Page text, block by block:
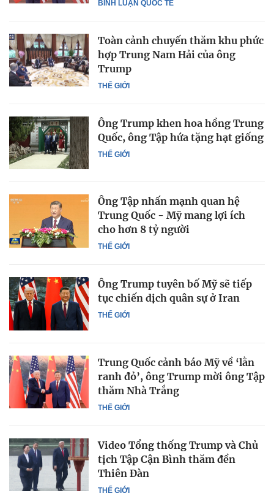
BÌNH LUẬN QUỐC TẾ
THẾ GIỚI
Toàn cảnh chuyến thăm khu phức
hợp Trung Nam Hải của ông
Trump
THẾ GIỚI
Ông Trump khen hoa hồng Trung
Quốc, ông Tập hứa tặng hạt giống
THẾ GIỚI
Ông Tập nhấn mạnh quan hệ
Trung Quốc - Mỹ mang lợi ích
cho hơn 8 tỷ người
THẾ GIỚI
Ông Trump tuyên bố Mỹ sẽ tiếp
tục chiến dịch quân sự ở Iran
THẾ GIỚI
Trung Quốc cảnh báo Mỹ về ‘lằn
ranh đỏ’, ông Trump mời ông Tập
thăm Nhà Trắng
THẾ GIỚI
Video Tổng thống Trump và Chủ
tịch Tập Cận Bình thăm đền
Thiên Đàn